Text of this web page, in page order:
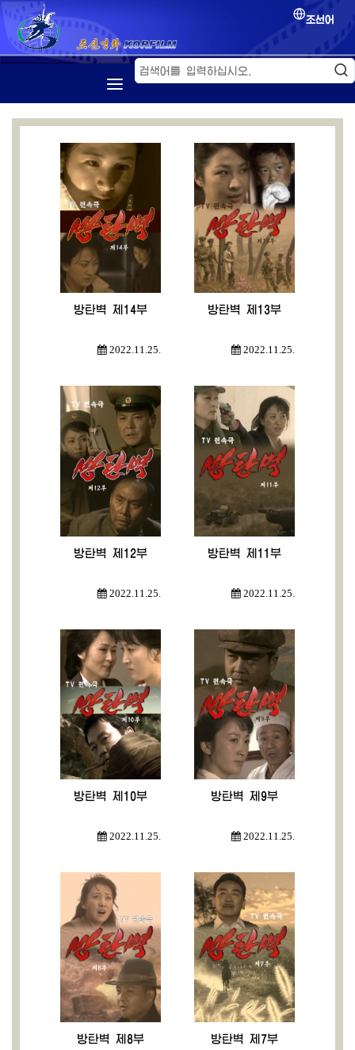
조선어
첫 페지
조선영화
방탄벽 제14부
2022.11.25.
방탄벽 제13부
2022.11.25.
방탄벽 제12부
2022.11.25.
방탄벽 제11부
2022.11.25.
방탄벽 제10부
2022.11.25.
방탄벽 제9부
2022.11.25.
방탄벽 제8부 방탄벽 제7부